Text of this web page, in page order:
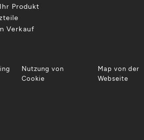
Produkt
Verkauf
Nutzung von
Cookie
Map von der
Webseite